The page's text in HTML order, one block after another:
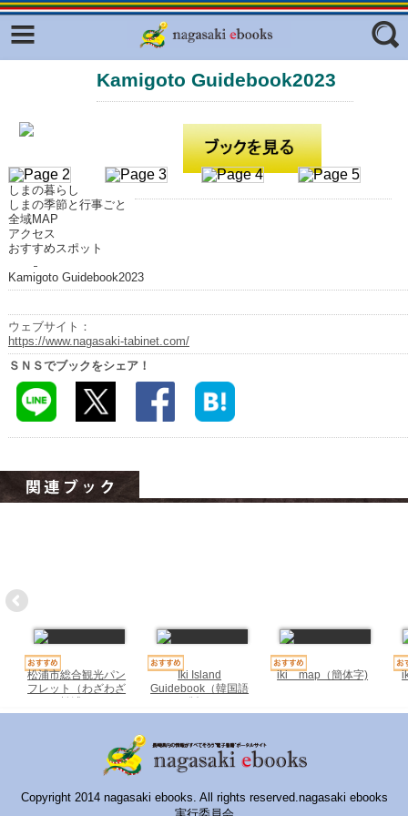
フリーワード
ジャンル
Kamigoto Guidebook2023
しまの暮らし
しまの季節と行事ごと
全域MAP
アクセス
おすすめスポット
Kamigoto Guidebook2023
ウェブサイト：
https://www.nagasaki-tabinet.com/
ＳＮＳでブックをシェア！
松浦市総合観光パン
フレット（わざわざ
松浦）
Iki Island
Guidebook（韓国語
版）
iki map（簡体字)
Copyright 2014 nagasaki ebooks. All rights reserved.nagasaki ebooks
Facebook
ふくいろキラリプロジェクト
ラリー（TOKYO Brochures）
はじめてご利用される方へ
コンテンツ
広報誌ナビ
明治日本の産業革命遺産
長崎と天草地方の潜伏キリシタン
関連遺産
大学・専門学校ナビ
ハイスクールナビ
いきebooks
みなみしまばらebooks
はさみebooks
ながさき市ebooks
さいかいイーブックス